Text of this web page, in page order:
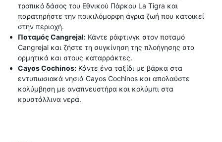
τροπικό δάσος του Εθνικού Πάρκου La Tigra και
παρατηρήστε την ποικιλόμορφη άγρια ​​ζωή που κατοικεί
στην περιοχή.
Ποταμός Cangrejal: Κάντε ράφτινγκ στον ποταμό
Cangrejal και ζήστε τη συγκίνηση της πλοήγησης στα
ορμητικά και στους καταρράκτες.
Cayos Cochinos: Κάντε ένα ταξίδι με βάρκα στα
εντυπωσιακά νησιά Cayos Cochinos και απολαύστε
κολύμβηση με αναπνευστήρα και κολύμπι στα
κρυστάλλινα νερά.